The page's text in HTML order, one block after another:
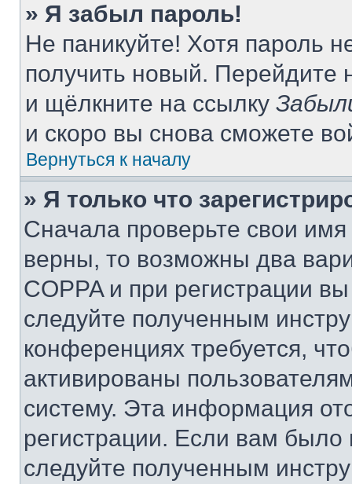
» Я забыл пароль!
Не паникуйте! Хотя пароль
получить новый. Перейдите
и щёлкните на ссылку
и скоро вы снова сможете
Вернуться к началу
» Я только что
Сначала проверьте свои
верны, то возможны два
COPPA и при регистрации
следуйте полученным
конференциях требуется,
активированы
систему. Эта информация
регистрации. Если вам
следуйте полученным